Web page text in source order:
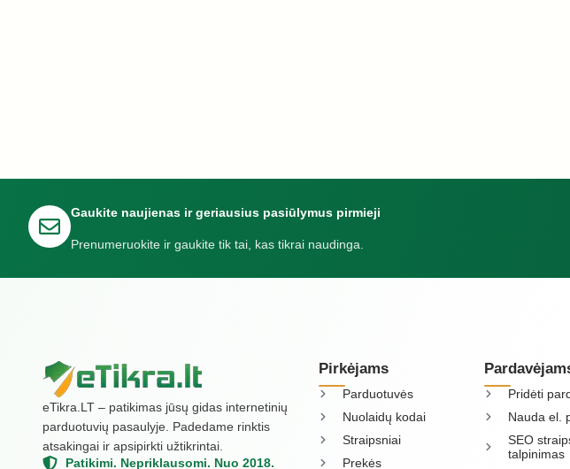
Gaukite naujienas ir geriausius pasiūlymus pirmieji
Prenumeruokite ir gaukite tik tai, kas tikrai naudinga.
eTikra.LT – patikimas jūsų gidas internetinių
parduotuvių pasaulyje. Padedame rinktis
atsakingai ir apsipirkti užtikrintai.
Patikimi. Nepriklausomi. Nuo 2018.
Pirkėjams
Parduotuvės
Nuolaidų kodai
Straipsniai
Prekės
Pridėti
Nauda el.
SEO
talpinimas